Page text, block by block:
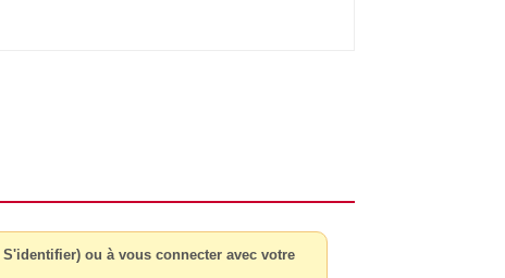
ou à vous connecter avec votre